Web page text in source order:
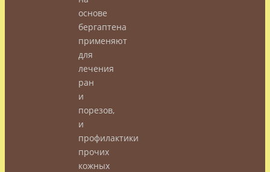
основе
бергаптена
применяют
для
лечения
ран
и
порезов,
и
профилактики
прочих
кожных